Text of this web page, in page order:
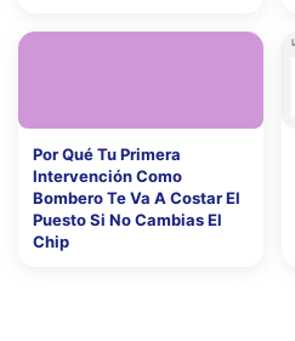
Por Qué Tu Primera
Intervención Como
Bombero Te Va A Costar El
Puesto Si No Cambias El
Chip